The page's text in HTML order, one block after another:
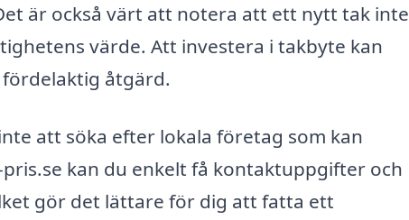
är också värt att notera att ett nytt tak inte
värde. Att investera i takbyte kan
åtgärd.
att söka efter lokala företag som kan
kan du enkelt få kontaktuppgifter och
gör det lättare för dig att fatta ett